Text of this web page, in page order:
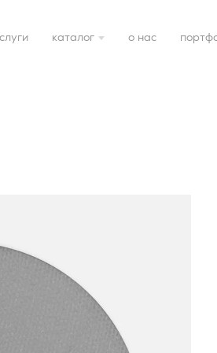
каталог
подарочные
упаковка
о нас